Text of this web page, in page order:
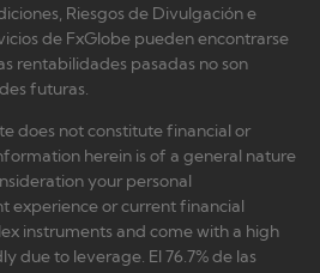
Riesgos de Divulgación e
de FxGlobe pueden encontrarse
rentabilidades pasadas no son
futuras.
does not constitute financial or
herein is of a general nature
your personal
experience or current financial
instruments and come with a high
due to leverage. El 76.7% de las